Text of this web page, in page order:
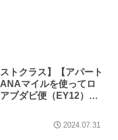
ストクラス】【アパート
マイルを使ってロ
ブダビ便（EY12）エ
2024.07.31